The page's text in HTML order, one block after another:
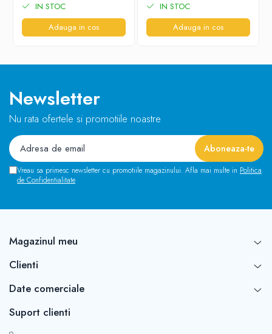
IN STOC
Adauga in cos
IN STOC
Adauga in cos
Newsletter
Nu rata ofertele si promotiile noastre
Vreau sa primesc newsletter cu promotiile magazinului. Afla mai multe in Politica
de Confidentialitate
Magazinul meu
Clienti
Date comerciale
Suport clienti